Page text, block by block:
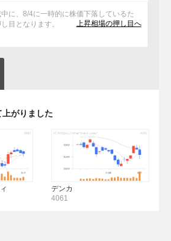
中に、8/4に一時的に株価下落しているた
目となります。
上昇相場の押し目へ
がりました
デンカ
4061